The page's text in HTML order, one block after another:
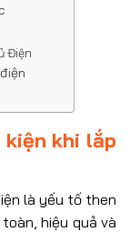
Điện
khi lắp
là yếu tố then
hiệu quả và